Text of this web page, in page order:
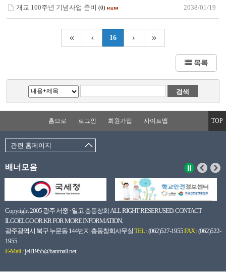
개교 100주년 기념사업 준비(0) 2038/01/19
16
목록
홈으로 로그인 회원가입 사이트맵 TOP
관련 홈페이지
배너모음
Copyright 2005 광주 서중 · 일고 총동창회 ALL RIGHT RESERUSED. CONTACT
ILGOELGO.OR.KR FOR MORE INFORMATION.
광주광역시 북구 누문동 144번지 총동창회사무실 TEL :(062)527-1955FAX :(062)522-
1955
E-Mail :jeil1955@hanmail.net